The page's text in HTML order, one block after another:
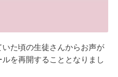
た頃の生徒さんからお声が
を再開することとなりまし